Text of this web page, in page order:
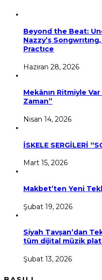
Beyond the Beat:
Nazzy’s
Practıce
Haziran 28, 2026
Mekânın Ritmiyle
Zaman”
Nisan 14, 2026
İSKELE SERGİLERİ
Mart 15, 2026
Makbet’ten Yeni
Şubat 19, 2026
Siyah Tavşan’dan
tüm dijital müzik
Şubat 13, 2026